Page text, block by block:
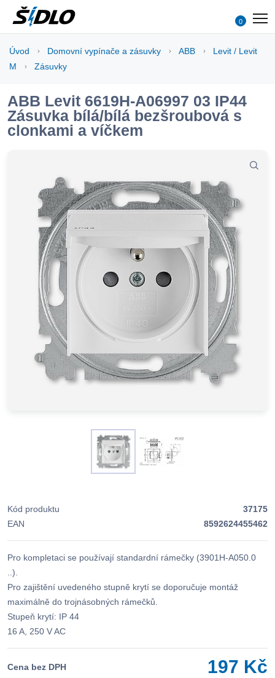
0
Úvod Domovní vypínače a zásuvky ABB
Levit / Levit
M
Zásuvky
ABB Levit 6619H-A06997 03 IP44
Zásuvka bílá/bílá bezšroubová s
clonkami a víčkem
Kód produktu
37175
EAN
8592624455462
Pro kompletaci se používají standardní rámečky (3901H-A050.0
..).
Pro zajištění uvedeného stupně krytí se doporučuje montáž
maximálně do trojnásobných rámečků.
Stupeň krytí: IP 44
16 A, 250 V AC
Cena bez DPH 197 Kč